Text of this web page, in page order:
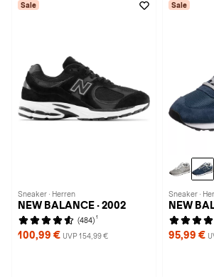
Sale
Sneaker · Herren
NEW BALANCE · 2002
(484) 1
100,99 € UVP 154,99 €
Sale
Sneaker ·
NEW
95,99 €